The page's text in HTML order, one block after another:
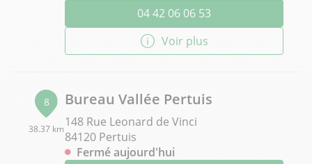
04 42 06 06 53
Voir plus
8
38.37 km
Bureau Vallée Pertuis
148 Rue Leonard de Vinci
84120 Pertuis
Fermé aujourd'hui